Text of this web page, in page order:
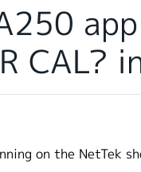
CAL?
on the NetTek